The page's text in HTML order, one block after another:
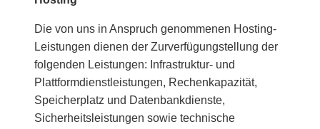
Die von uns in Anspruch genommenen Hosting-
Leistungen dienen der Zurverfügungstellung der
folgenden Leistungen: Infrastruktur- und
Plattformdienstleistungen, Rechenkapazität,
Speicherplatz und Datenbankdienste,
Sicherheitsleistungen sowie technische